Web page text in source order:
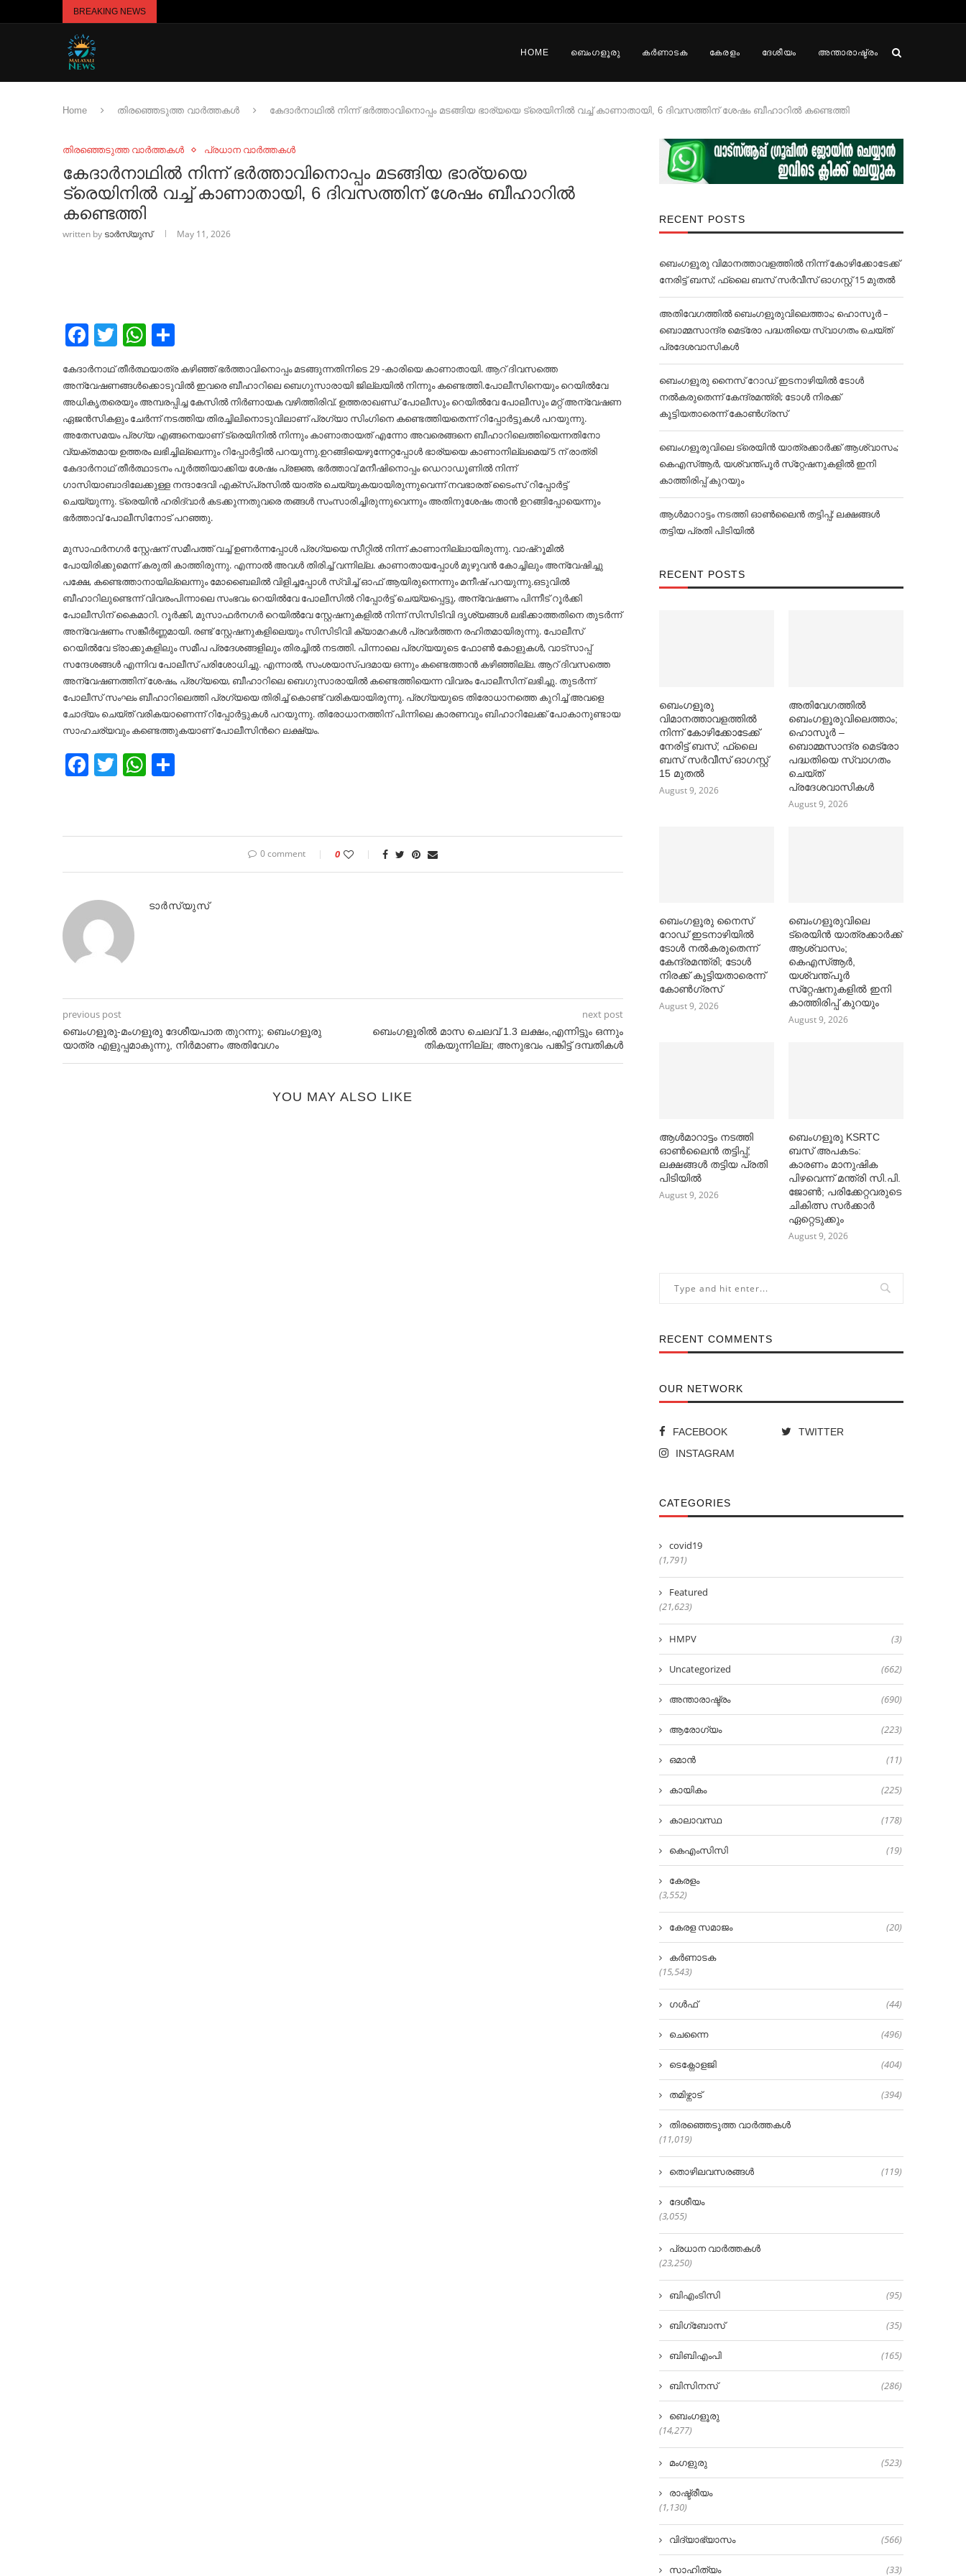
BREAKING NEWS
HOME ബെംഗളൂരു കർണാടക കേരളം ദേശീയം അന്താരാഷ്ട്രം
Home തിരഞ്ഞെടുത്ത വാർത്തകൾ കേദാര്‍നാഥില്‍ നിന്ന് ഭര്‍ത്താവിനൊപ്പം മടങ്ങിയ ഭാര്യയെ ട്രെയിനില്‍ വച്ച്‌ കാണാതായി, 6 ദിവസത്തിന് ശേഷം ബീഹാറില്‍ കണ്ടെത്തി
തിരഞ്ഞെടുത്ത വാർത്തകൾ പ്രധാന വാർത്തകൾ
കേദാര്‍നാഥില്‍ നിന്ന് ഭര്‍ത്താവിനൊപ്പം മടങ്ങിയ ഭാര്യയെ
ട്രെയിനില്‍ വച്ച്‌ കാണാതായി, 6 ദിവസത്തിന് ശേഷം ബീഹാറില്‍
കണ്ടെത്തി
written by ടാർസ്യുസ് May 11, 2026
Facebook
TwitterWhatsApp
കേദാർനാഥ് തീർത്ഥയാത്ര കഴിഞ്ഞ് ഭർത്താവിനൊപ്പം മടങ്ങുന്നതിനിടെ 29 -കാരിയെ കാണാതായി. ആറ് ദിവസത്തെ
അന്വേഷണങ്ങള്‍ക്കൊടുവില്‍ ഇവരെ ബീഹാറിലെ ബെഗുസാരായി ജില്ലയില്‍ നിന്നും കണ്ടെത്തി.പോലീസിനെയും റെയില്‍വേ
അധികൃതരെയും അമ്പരപ്പിച്ച കേസില്‍ നിർണായക വഴിത്തിരിവ്. ഉത്തരാഖണ്ഡ് പോലീസും റെയില്‍വേ പോലീസും മറ്റ് അന്വേഷണ
ഏജൻസികളും ചേർന്ന് നടത്തിയ തിരച്ചിലിനൊടുവിലാണ് പ്രഗ്യാ സിംഗിനെ കണ്ടെത്തിയതെന്ന് റിപ്പോര്‍ട്ടുകള്‍ പറയുന്നു.
അതേസമയം പ്രഗ്യ എങ്ങനെയാണ് ട്രെയിനില്‍ നിന്നും കാണാതായത് എന്നോ അവരെങ്ങനെ ബീഹാറിലെത്തിയെന്നതിനോ
വ്യക്തമായ ഉത്തരം ലഭിച്ചില്ലെന്നും റിപ്പോര്‍ട്ടില്‍ പറയുന്നു.ഉറങ്ങിയെഴുന്നേറ്റപ്പോള്‍ ഭാര്യയെ കാണാനില്ലമെയ് 5 ന് രാത്രി
കേദാർനാഥ് തീർത്ഥാടനം പൂർത്തിയാക്കിയ ശേഷം പ്രജ്ഞ, ഭർത്താവ് മനീഷിനൊപ്പം ഡെറാഡൂണില്‍ നിന്ന്
ഗാസിയാബാദിലേക്കുള്ള നന്ദാദേവി എക്സ്പ്രസില്‍ യാത്ര ചെയ്യുകയായിരുന്നുവെന്ന് നവഭാരത് ടൈംസ് റിപ്പോർട്ട്
ചെയ്യുന്നു. ട്രെയിൻ ഹരിദ്വാർ കടക്കുന്നതുവരെ തങ്ങള്‍ സംസാരിച്ചിരുന്നുവെന്നും അതിനുശേഷം താൻ ഉറങ്ങിപ്പോയെന്നും
ഭർത്താവ് പോലീസിനോട് പറഞ്ഞു.
മുസാഫർനഗർ സ്റ്റേഷന് സമീപത്ത് വച്ച്‌ ഉണർന്നപ്പോള്‍ പ്രഗ്യയെ സീറ്റില്‍ നിന്ന് കാണാനില്ലായിരുന്നു. വാഷ്‌റൂമില്‍
പോയിരിക്കുമെന്ന് കരുതി കാത്തിരുന്നു. എന്നാല്‍ അവള്‍ തിരിച്ച്‌ വന്നില്ല. കാണാതായപ്പോള്‍ മുഴുവൻ കോച്ചിലും അന്വേഷിച്ചു
പക്ഷേ, കണ്ടെത്താനായില്ലെന്നും മോബൈലില്‍ വിളിച്ചപ്പോള്‍ സ്വിച്ച്‌ ഓഫ് ആയിരുന്നെന്നും മനീഷ് പറയുന്നു.ഒടുവില്‍
ബീഹാറിലുണ്ടെന്ന് വിവരംപിന്നാലെ സംഭവം റെയില്‍വേ പോലീസില്‍ റിപ്പോർട്ട് ചെയ്യപ്പെട്ടു, അന്വേഷണം പിന്നീട് റൂർക്കി
പോലീസിന് കൈമാറി. റൂർക്കി, മുസാഫർനഗർ റെയില്‍വേ സ്റ്റേഷനുകളില്‍ നിന്ന് സിസിടിവി ദൃശ്യങ്ങള്‍ ലഭിക്കാത്തതിനെ തുടർന്ന്
അന്വേഷണം സങ്കീർണ്ണമായി. രണ്ട് സ്റ്റേഷനുകളിലെയും സിസിടിവി ക്യാമറകള്‍ പ്രവർത്തന രഹിതമായിരുന്നു. പോലീസ്
റെയില്‍വേ ട്രാക്കുകളിലും സമീപ പ്രദേശങ്ങളിലും തിരച്ചില്‍ നടത്തി. പിന്നാലെ പ്രഗ്യയുടെ ഫോണ്‍ കോളുകള്‍, വാട്സാപ്പ്
സന്ദേശങ്ങള്‍ എന്നിവ പോലീസ് പരിശോധിച്ചു. എന്നാല്‍, സംശയാസ്പദമായ ഒന്നും കണ്ടെത്താൻ കഴിഞ്ഞില്ല. ആറ് ദിവസത്തെ
അന്വേഷണത്തിന് ശേഷം, പ്രഗ്യയെ, ബീഹാറിലെ ബെഗുസാരായില്‍ കണ്ടെത്തിയെന്ന വിവരം പോലീസിന് ലഭിച്ചു. തുടർന്ന്
പോലീസ് സംഘം ബീഹാറിലെത്തി പ്രഗ്യയെ തിരിച്ച്‌ കൊണ്ട് വരികയായിരുന്നു. പ്രഗ്യയുടെ തിരോധാനത്തെ കുറിച്ച്‌ അവളെ
ചോദ്യം ചെയ്ത് വരികയാണെന്ന് റിപ്പോര്‍ട്ടുകള്‍ പറയുന്നു. തിരോധാനത്തിന് പിന്നിലെ കാരണവും ബിഹാറിലേക്ക് പോകാനുണ്ടായ
സാഹചര്യവും കണ്ടെത്തുകയാണ് പോലീസിന്‍റെ ലക്ഷ്യം.
Facebook
TwitterWhatsApp
0 comment 0
ടാർസ്യുസ്
previous post
ബെംഗളൂരു-മംഗളൂരു ദേശീയപാത തുറന്നു; ബെംഗളൂരു
യാത്ര എളുപ്പമാകുന്നു, നിര്‍മാണം അതിവേഗം
next post
ബെംഗളൂരില്‍ മാസ ചെലവ് 1.3 ലക്ഷം,എന്നിട്ടും ഒന്നും
തികയുന്നില്ല; അനുഭവം പങ്കിട്ട് ദമ്പതികള്‍
YOU MAY ALSO LIKE
RECENT POSTS
ബെംഗളൂരു വിമാനത്താവളത്തില്‍ നിന്ന് കോഴിക്കോടേക്ക്
നേരിട്ട് ബസ്; ഫ്ലൈ ബസ് സര്‍വീസ് ഓഗസ്റ്റ് 15 മുതല്‍
അതിവേഗത്തില്‍ ബെംഗളൂരുവിലെത്താം; ഹൊസൂര്‍ –
ബൊമ്മസാന്ദ്ര മെട്രോ പദ്ധതിയെ സ്വാഗതം ചെയ്ത്
പ്രദേശവാസികള്‍
ബെംഗളൂരു നൈസ് റോഡ് ഇടനാഴിയില്‍ ടോള്‍
നല്‍കരുതെന്ന് കേന്ദ്രമന്ത്രി; ടോള്‍ നിരക്ക്
കൂട്ടിയതാരെന്ന് കോണ്‍ഗ്രസ്
ബെംഗളൂരുവിലെ ട്രെയിൻ യാത്രക്കാര്‍ക്ക് ആശ്വാസം;
കെഎസ്‌ആര്‍, യശ്വന്ത്പൂര്‍ സ്‌റ്റേഷനുകളില്‍ ഇനി
കാത്തിരിപ്പ് കുറയും
ആള്‍മാറാട്ടം നടത്തി ഓണ്‍ലൈൻ തട്ടിപ്പ്; ലക്ഷങ്ങള്‍
തട്ടിയ പ്രതി പിടിയില്‍
RECENT POSTS
ബെംഗളൂരു
വിമാനത്താവളത്തില്‍
നിന്ന് കോഴിക്കോടേക്ക്
നേരിട്ട് ബസ്; ഫ്ലൈ
ബസ് സര്‍വീസ് ഓഗസ്റ്റ്
15 മുതല്‍
August 9, 2026
അതിവേഗത്തില്‍
ബെംഗളൂരുവിലെത്താം;
ഹൊസൂര്‍ –
ബൊമ്മസാന്ദ്ര മെട്രോ
പദ്ധതിയെ സ്വാഗതം
ചെയ്ത്
പ്രദേശവാസികള്‍
August 9, 2026
ബെംഗളൂരു നൈസ്
റോഡ് ഇടനാഴിയില്‍
ടോള്‍ നല്‍കരുതെന്ന്
കേന്ദ്രമന്ത്രി; ടോള്‍
നിരക്ക് കൂട്ടിയതാരെന്ന്
കോണ്‍ഗ്രസ്
August 9, 2026
ബെംഗളൂരുവിലെ
ട്രെയിൻ യാത്രക്കാര്‍ക്ക്
ആശ്വാസം;
കെഎസ്‌ആര്‍,
യശ്വന്ത്പൂര്‍
സ്‌റ്റേഷനുകളില്‍ ഇനി
കാത്തിരിപ്പ് കുറയും
August 9, 2026
ആള്‍മാറാട്ടം നടത്തി
ഓണ്‍ലൈൻ തട്ടിപ്പ്;
ലക്ഷങ്ങള്‍ തട്ടിയ പ്രതി
പിടിയില്‍
August 9, 2026
ബെംഗളൂരു KSRTC
ബസ് അപകടം:
കാരണം മാനുഷിക
പിഴവെന്ന് മന്ത്രി സി.പി.
ജോണ്‍; പരിക്കേറ്റവരുടെ
ചികിത്സ സര്‍ക്കാര്‍
ഏറ്റെടുക്കും
August 9, 2026
RECENT COMMENTS
OUR NETWORK
FACEBOOK
TWITTER
INSTAGRAM
CATEGORIES
covid19
(1,791)
Featured
(21,623)
HMPV (3)
Uncategorized (662)
അന്താരാഷ്ട്രം (690)
ആരോഗ്യം (223)
ഒമാൻ (11)
കായികം (225)
കാലാവസ്ഥ (178)
കെഎംസിസി (19)
കേരളം
(3,552)
കേരള സമാജം (20)
കർണാടക
(15,543)
ഗൾഫ് (44)
ചെന്നൈ (496)
ടെക്നോളജി (404)
തമിഴ്നാട് (394)
തിരഞ്ഞെടുത്ത വാർത്തകൾ
(11,019)
തൊഴിലവസരങ്ങൾ (119)
ദേശീയം
(3,055)
പ്രധാന വാർത്തകൾ
(23,250)
ബിഎംടിസി (95)
ബിഗ്‌ബോസ് (35)
ബിബിഎംപി (165)
ബിസിനസ് (286)
ബെംഗളൂരു
(14,277)
മംഗളുരു (523)
രാഷ്ട്രീയം
(1,130)
വിദ്യാഭ്യാസം (566)
സാഹിത്യം (33)